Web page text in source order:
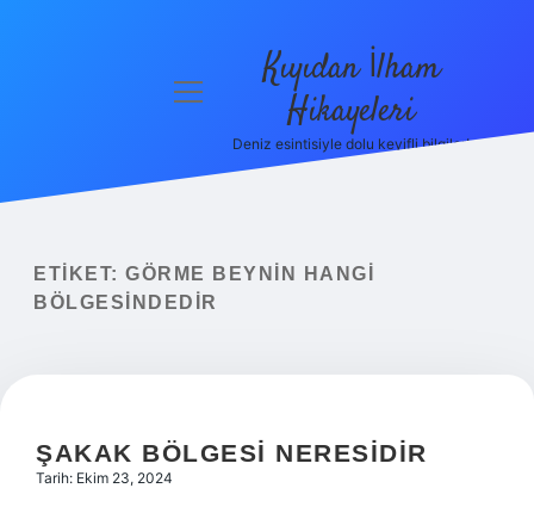
Yasal Uyarı
menüyü
Kıyıdan İlham
Hikayeleri
Deniz esintisiyle dolu keyifli bilgiler!
ETIKET: GÖRME BEYNIN HANGI
BÖLGESINDEDIR
ŞAKAK BÖLGESI NERESIDIR
Tarih: Ekim 23, 2024